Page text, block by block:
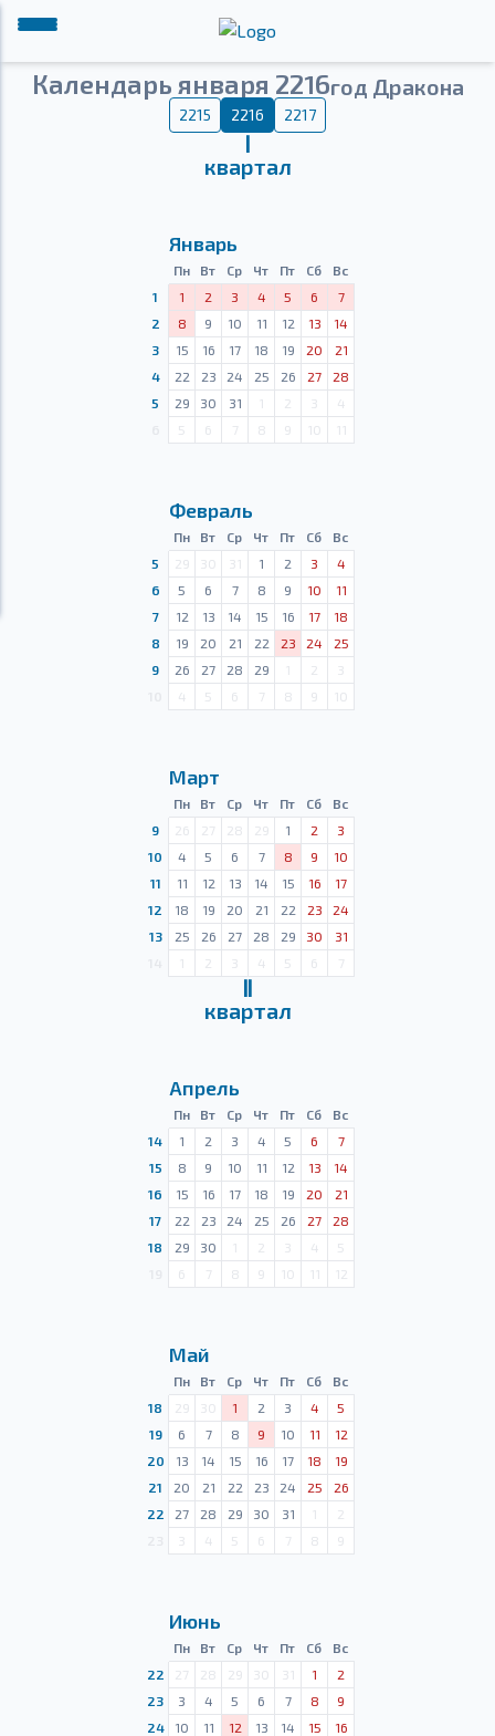
Календарь января 2216год Дракона
2215 2216 2217
Ⅰ
квартал
Январь
Пн Вт Ср Чт Пт Сб
Вс
1
1 2 3 4 5 6
7
2
8 9 10 11 12 13
14
3
15 16 17 18 19 20
21
4
22 23 24 25 26 27
28
5
29 30 31 1 2 3
4
5 6 7 8 9 10 11
Февраль
Пн Вт Ср Чт Пт Сб
Вс
5
29 30 31 1 2 3
4
6
5 6 7 8 9 10
11
7
12 13 14 15 16 17
18
8
19 20 21 22 23 24
25
9
26 27 28 29 1 2
3
4 5 6 7 8 9 10
Март
Пн Вт Ср Чт Пт Сб
Вс
9
26 27 28 29 1 2
3
10
4 5 6 7 8 9
10
11
11 12 13 14 15 16
17
12
18 19 20 21 22 23
24
13
25 26 27 28 29 30
31
1 2 3 4 5 6 7
Ⅱ
квартал
Апрель
Пн Вт Ср Чт Пт Сб
Вс
14
1 2 3 4 5 6
7
15
8 9 10 11 12 13
14
16
15 16 17 18 19 20
21
17
22 23 24 25 26 27
28
18
29 30 1 2 3 4
5
6 7 8 9 10 11 12
Май
Пн Вт Ср Чт Пт Сб
Вс
18
29 30 1 2 3 4
5
19
6 7 8 9 10 11
12
20
13 14 15 16 17 18
19
21
20 21 22 23 24 25
26
22
27 28 29 30 31 1
2
3 4 5 6 7 8 9
Июнь
Пн Вт Ср Чт Пт Сб
Вс
22
27 28 29 30 31 1
2
23
3 4 5 6 7 8
9
24
10 11 12 13 14 15
16